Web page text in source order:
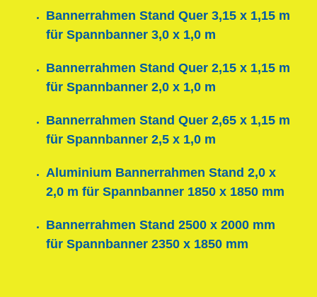
Bannerrahmen Stand Quer 3,15 x 1,15 m
für Spannbanner 3,0 x 1,0 m
Bannerrahmen Stand Quer 2,15 x 1,15 m
für Spannbanner 2,0 x 1,0 m
Bannerrahmen Stand Quer 2,65 x 1,15 m
für Spannbanner 2,5 x 1,0 m
Aluminium Bannerrahmen Stand 2,0 x
2,0 m für Spannbanner 1850 x 1850 mm
Bannerrahmen Stand 2500 x 2000 mm
für Spannbanner 2350 x 1850 mm